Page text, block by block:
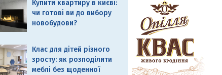
Купити квартиру в києві:
чи готові ви до вибору
новобудови?
Клас для дітей різного
зросту: як розподілити
меблі без щоденної